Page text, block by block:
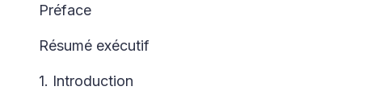
Préface
Résumé exécutif
1. Introduction